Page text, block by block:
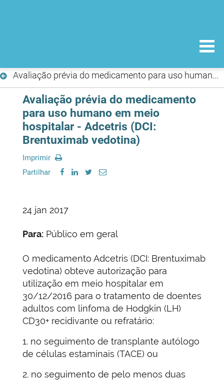
Avaliação prévia do medicamento para uso humano em meio hospitalar - Adcetris (DCI: Brentuximab vedotina)
Avaliação prévia do medicamento
para uso humano em meio
hospitalar - Adcetris (DCI:
Brentuximab vedotina)
Imprimir
Partilhar
24 jan 2017
Para: Público em geral
O medicamento Adcetris (DCI: Brentuximab
vedotina) obteve autorização para
utilização em meio hospitalar em
30/12/2016 para o tratamento de doentes
adultos com linfoma de Hodgkin (LH)
CD30+ recidivante ou refratário:
1. no seguimento de transplante autólogo
de células estaminais (TACE) ou
2. no seguimento de pelo menos duas